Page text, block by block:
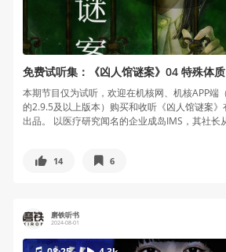
免费试听集：《凶人馆谜案》04 特殊体质
本期节目仅为试听，欢迎在机核网、机核APP端
的2.9.5及以上版本）购买和收听《凶人馆谜案
出品。 以医疗研究闻名的企业成岛IMS，其社长
14 6
磨铁听书
2024-08-01